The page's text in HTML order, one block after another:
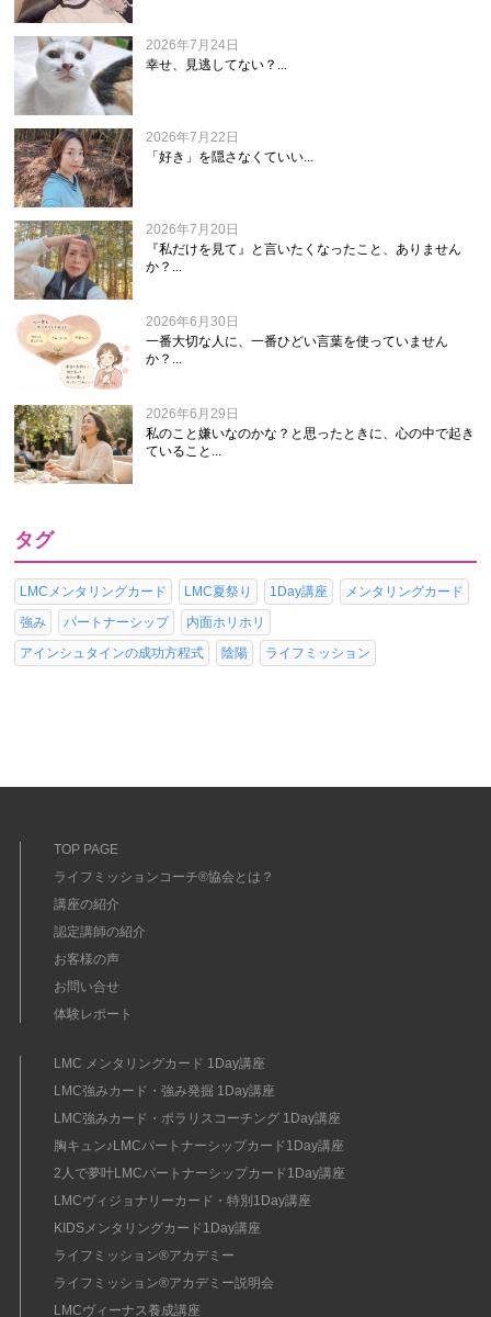
2026年7月24日
幸せ、見逃してない？...
2026年7月22日
「好き」を隠さなくていい...
2026年7月20日
『私だけを見て』と言いたくなったこと、ありません
か？...
2026年6月30日
一番大切な人に、一番ひどい言葉を使っていません
か？...
2026年6月29日
私のこと嫌いなのかな？と思ったときに、心の中で起き
ていること...
タグ
LMCメンタリングカード LMC夏祭り 1Day講座
メンタリングカード
強み
パートナーシップ
内面ホリホリ
アインシュタインの成功方程式
陰陽 ライフミッション
TOP PAGE
ライフミッションコーチ®協会とは？
講座の紹介
認定講師の紹介
お客様の声
お問い合せ
体験レポート
LMC メンタリングカード 1Day講座
LMC強みカード・強み発掘 1Day講座
LMC強みカード・ポラリスコーチング 1Day講座
胸キュン♪LMCパートナーシップカード1Day講座
2人で夢叶LMCパートナーシップカード1Day講座
LMCヴィジョナリーカード・特別1Day講座
KIDSメンタリングカード1Day講座
ライフミッション®︎アカデミー
ライフミッション®︎アカデミー説明会
LMCヴィーナス養成講座